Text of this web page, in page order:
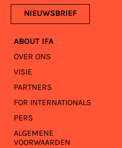
NIEUWSBRIEF
ABOUT IFA
OVER ONS
VISIE
PARTNERS
FOR INTERNATIONALS
PERS
ALGEMENE
VOORWAARDEN